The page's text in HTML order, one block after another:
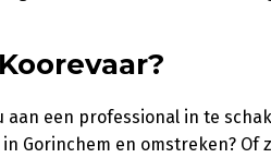
een professional in te
Gorinchem en omstreken? Of